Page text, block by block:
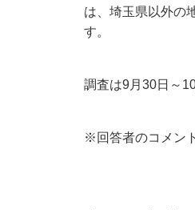
は、埼玉県以外の
す。
調査は9月30日～
※回答者のコメン